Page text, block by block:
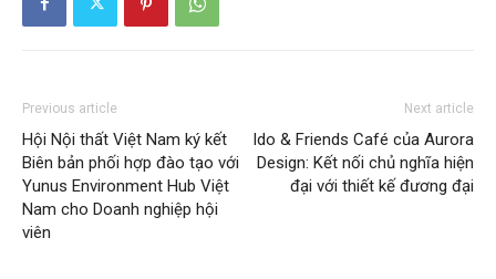
Previous article
Hội Nội thất Việt Nam ký kết
Biên bản phối hợp đào tạo với
Yunus Environment Hub Việt
Nam cho Doanh nghiệp hội
viên
Next article
Ido & Friends Café của Aurora
Design: Kết nối chủ nghĩa hiện
đại với thiết kế đương đại